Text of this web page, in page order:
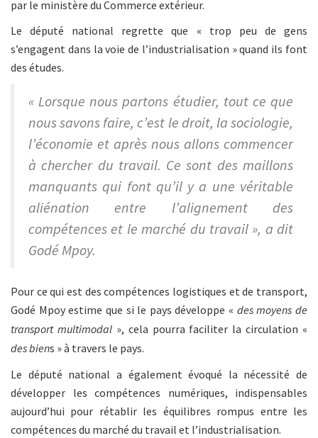
par le ministère du Commerce extérieur.
Le député national regrette que « trop peu de gens
s’engagent dans la voie de l’industrialisation » quand ils font
des études.
« Lorsque nous partons étudier, tout ce que
nous savons faire, c’est le droit, la sociologie,
l’économie et après nous allons commencer
à chercher du travail. Ce sont des maillons
manquants qui font qu’il y a une véritable
aliénation entre l’alignement des
compétences et le marché du travail », a dit
Godé Mpoy.
Pour ce qui est des compétences logistiques et de transport,
Godé Mpoy estime que si le pays développe « des moyens de
transport multimodal », cela pourra faciliter la circulation «
des biens » à travers le pays.
Le député national a également évoqué la nécessité de
développer les compétences numériques, indispensables
aujourd’hui pour rétablir les équilibres rompus entre les
compétences du marché du travail et l’industrialisation.